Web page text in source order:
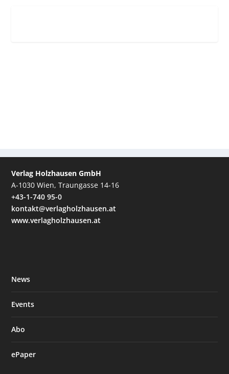
Verlag Holzhausen GmbH
A-1030 Wien, Traungasse 14-16
+43-1-740 95-0
kontakt@verlagholzhausen.at
www.verlagholzhausen.at
News
Events
Abo
ePaper